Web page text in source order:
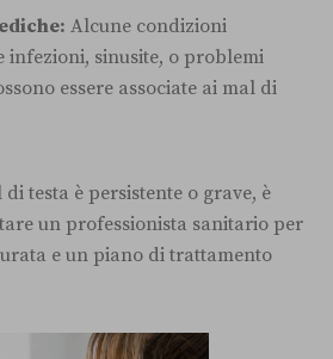
Alcune condizioni
infezioni, sinusite, o problemi
essere associate ai mal di
testa è persistente o grave, è
un professionista sanitario per
e un piano di trattamento